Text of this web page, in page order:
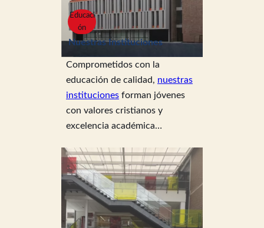
Educaci
ón
Nuestras Instituciones
Comprometidos con la
educación de calidad, nuestras
instituciones forman jóvenes
con valores cristianos y
excelencia académica…